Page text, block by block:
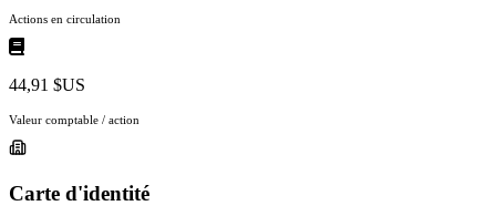
Actions en circulation
44,91 $US
Valeur comptable / action
Carte d'identité